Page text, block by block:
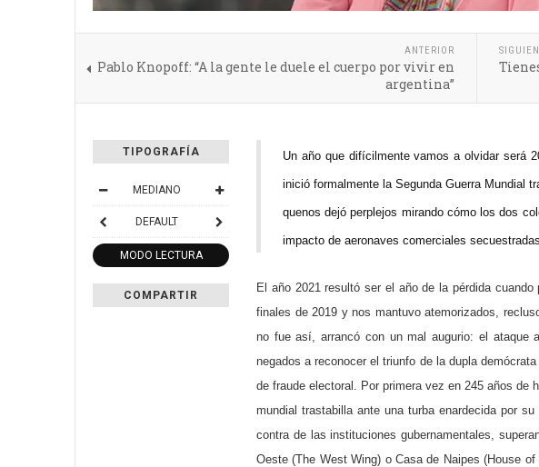
ANTERIOR
Pablo Knopoff: “A la gente le duele el cuerpo por vivir en
argentina”
TIPOGRAFÍA
MEDIANO
DEFAULT
MODO LECTURA
COMPARTIR
Un año que difícilmente vamos a olvidar será
inició formalmente la Segunda Guerra Mundial
quenos dejó perplejos mirando cómo los dos
impacto de aeronaves comerciales
El año 2021 resultó ser el año de la pérdida
finales de 2019 y nos mantuvo atemorizados,
no fue así, arrancó con un mal augurio: el ataque
negados a reconocer el triunfo de la dupla
de fraude electoral. Por primera vez en 245 años de
mundial trastabilla ante una turba enardecida por
contra de las instituciones gubernamentales,
Oeste (The West Wing) o Casa de Naipes (House